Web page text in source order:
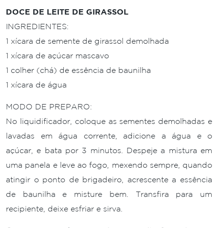
DOCE DE LEITE DE GIRASSOL
INGREDIENTES:
1 xícara de semente de girassol demolhada
1 xícara de açúcar mascavo
1 colher (chá) de essência de baunilha
1 xícara de água
MODO DE PREPARO:
No liquidificador, coloque as sementes demolhadas e
lavadas em água corrente, adicione a água e o
açúcar, e bata por 3 minutos. Despeje a mistura em
uma panela e leve ao fogo, mexendo sempre, quando
atingir o ponto de brigadeiro, acrescente a essência
de baunilha e misture bem. Transfira para um
recipiente, deixe esfriar e sirva.